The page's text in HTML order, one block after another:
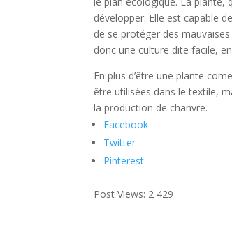
développer. Elle est capable
de se protéger des
donc une culture dite facile,
En plus d’être une plante
être utilisées dans le textile,
la production de chanvre.
Facebook
Twitter
Pinterest
Post Views: 2 429